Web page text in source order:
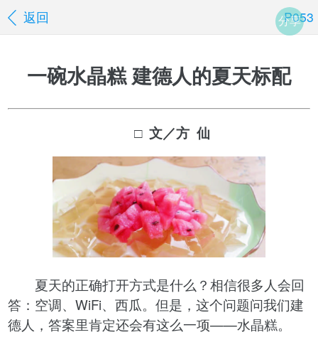
返回 P053
分享
一碗水晶糕 建德人的夏天标配
□ 文／方 仙
夏天的正确打开方式是什么？相信很多人会回
答：空调、WiFi、西瓜。但是，这个问题问我们建
德人，答案里肯定还会有这么一项——水晶糕。